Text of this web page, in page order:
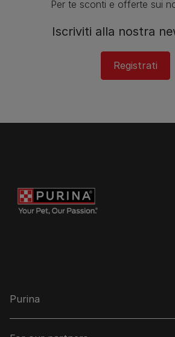
Per te sconti e offerte sui
Iscriviti alla nostra
Registrati
Purina